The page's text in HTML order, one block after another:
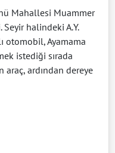
Mahallesi Muammer
Seyir halindeki A.Y.
otomobil, Ayamama
istediği sırada
araç, ardından dereye